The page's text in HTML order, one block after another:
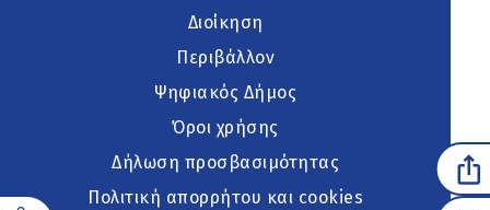
Διοίκηση
Περιβάλλον
Ψηφιακός Δήμος
Όροι χρήσης
Δήλωση προσβασιμότητας
Πολιτική απορρήτου και cookies